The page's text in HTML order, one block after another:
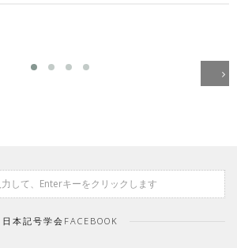
日本記号学会FACEBOOK